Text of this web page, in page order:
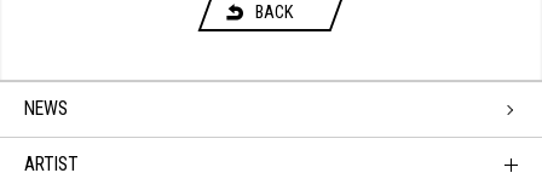
BACK
NEWS
ARTIST